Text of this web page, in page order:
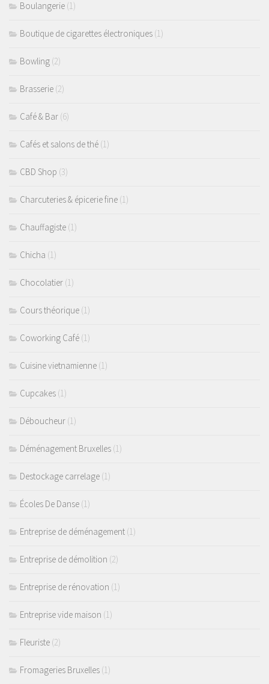
Boulangerie (1)
Boutique de cigarettes électroniques (1)
Bowling (2)
Brasserie (2)
Café & Bar (6)
Cafés et salons de thé (1)
CBD Shop (3)
Charcuteries & épicerie fine (1)
Chauffagiste (1)
Chicha (1)
Chocolatier (1)
Cours théorique (1)
Coworking Café (1)
Cuisine vietnamienne (1)
Cupcakes (1)
Déboucheur (1)
Déménagement Bruxelles (1)
Destockage carrelage (1)
Écoles De Danse (1)
Entreprise de déménagement (1)
Entreprise de démolition (2)
Entreprise de rénovation (1)
Entreprise vide maison (1)
Fleuriste (2)
Fromageries Bruxelles (1)